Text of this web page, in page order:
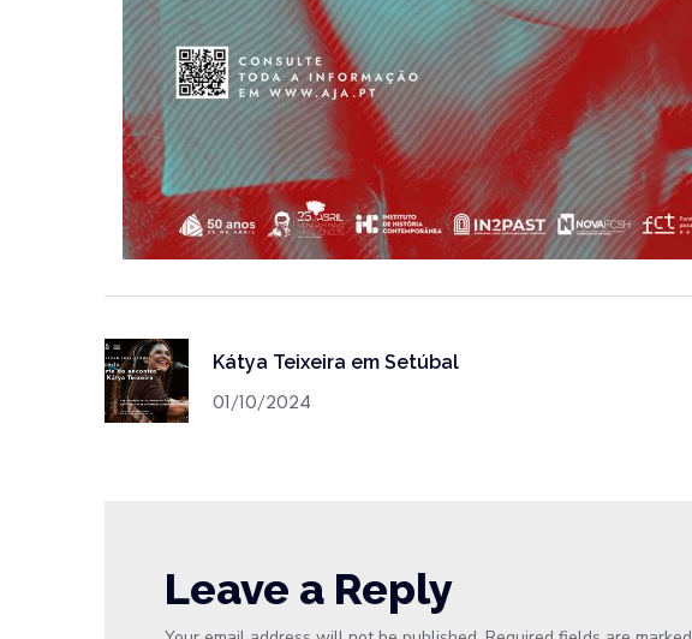
Kátya Teixeira em Setúbal
01/10/2024
Leave a Reply